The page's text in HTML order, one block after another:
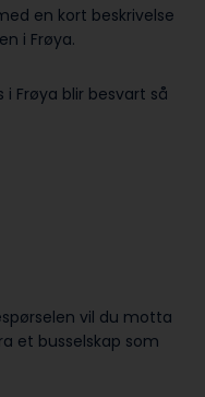
en kort beskrivelse
i Frøya.
Frøya blir besvart så
vil du motta
et busselskap som